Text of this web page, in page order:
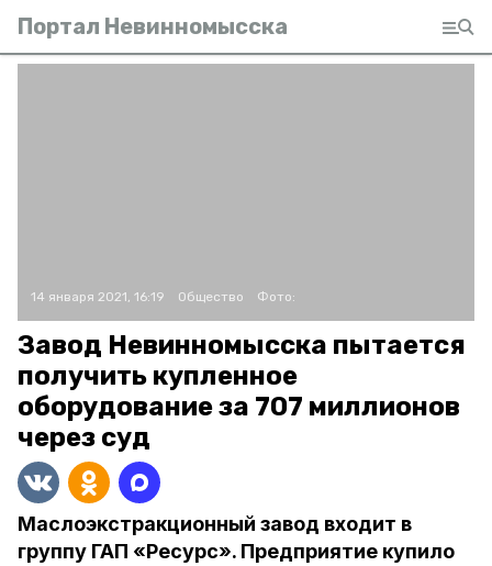
Портал Невинномысска
14 января 2021, 16:19 Общество Фото:
Завод Невинномысска пытается
получить купленное
оборудование за 707 миллионов
через суд
Маслоэкстракционный завод входит в
группу ГАП «Ресурс». Предприятие купило